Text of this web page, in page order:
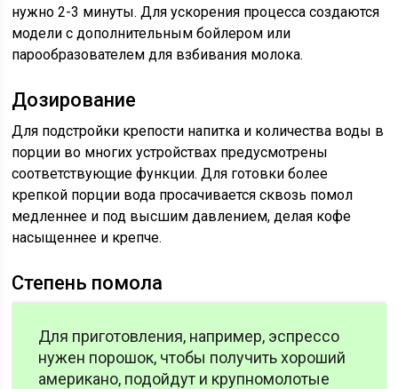
нужно 2-3 минуты. Для ускорения процесса создаются
модели с дополнительным бойлером или
парообразователем для взбивания молока.
Дозирование
Для подстройки крепости напитка и количества воды в
порции во многих устройствах предусмотрены
соответствующие функции. Для готовки более
крепкой порции вода просачивается сквозь помол
медленнее и под высшим давлением, делая кофе
насыщеннее и крепче.
Степень помола
Для приготовления, например, эспрессо
нужен порошок, чтобы получить хороший
американо, подойдут и крупномолотые